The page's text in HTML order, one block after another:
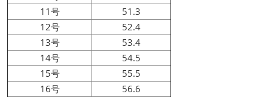
11号
51.3
12号
52.4
13号
53.4
14号
54.5
15号
55.5
16号
56.6